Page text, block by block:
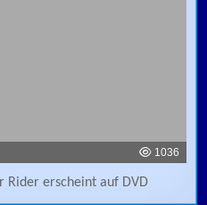
1036
Rider erscheint auf DVD